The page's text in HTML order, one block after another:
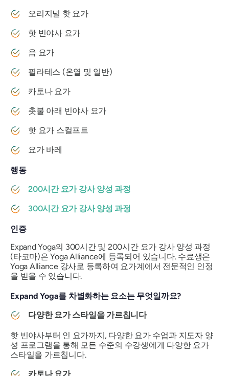
오리지널 핫 요가
핫 빈야사 요가
음 요가
필라테스 (온열 및 일반)
카토나 요가
촛불 아래 빈야사 요가
핫 요가 스컬프트
요가 바레
행동
200시간 요가 강사 양성 과정
300시간 요가 강사 양성 과정
인증
Expand Yoga의 300시간 및 200시간 요가 강사 양성 과정
(타코마)은 Yoga Alliance에 등록되어 있습니다. 수료생은
Yoga Alliance 강사로 등록하여 요가계에서 전문적인 인정
을 받을 수 있습니다.
Expand Yoga를 차별화하는 요소는 무엇일까요?
다양한 요가 스타일을 가르칩니다
핫 빈야사부터 인 요가까지, 다양한 요가 수업과 지도자 양
성 프로그램을 통해 모든 수준의 수강생에게 다양한 요가
스타일을 가르칩니다.
카토나 요가